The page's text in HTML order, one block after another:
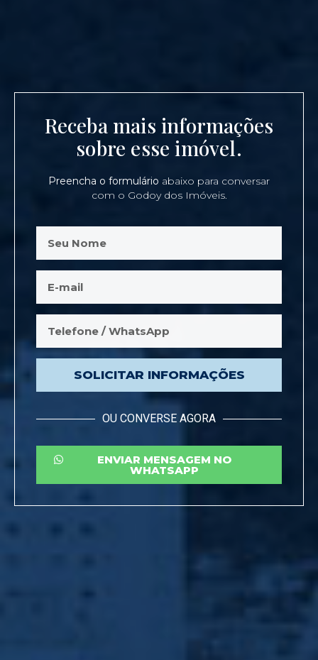
Receba mais informações
sobre esse imóvel.
Preencha o formulário abaixo para conversar
com o Godoy dos Imóveis.
SOLICITAR INFORMAÇÕES
OU CONVERSE AGORA
ENVIAR MENSAGEM NO
WHATSAPP